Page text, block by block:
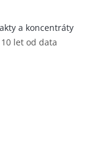
a koncentráty
let od data